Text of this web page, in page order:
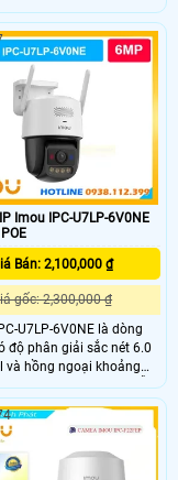
với hồng ngoại + LED giúp
cả ngày lẫn đêm. IPC-
cũng tích hợp mic, loa
thoại 2 chiều, phát hiện
tiện và lưu trữ thẻ
512GB.
Imou IPC-U7LP-6V0NE
Bán: 2,100,000 ₫
gốc: 2,300,000 ₫
U7LP-6V0NE là dòng
độ phân giải sắc nét 6.0
và hồng ngoại khoảng
30m led trợ sáng hỗ
ban đêm sáng như ban
bị cổng LAN RJ45, chip
khe thẻ nhớ 512GB
thông minh phát hiện